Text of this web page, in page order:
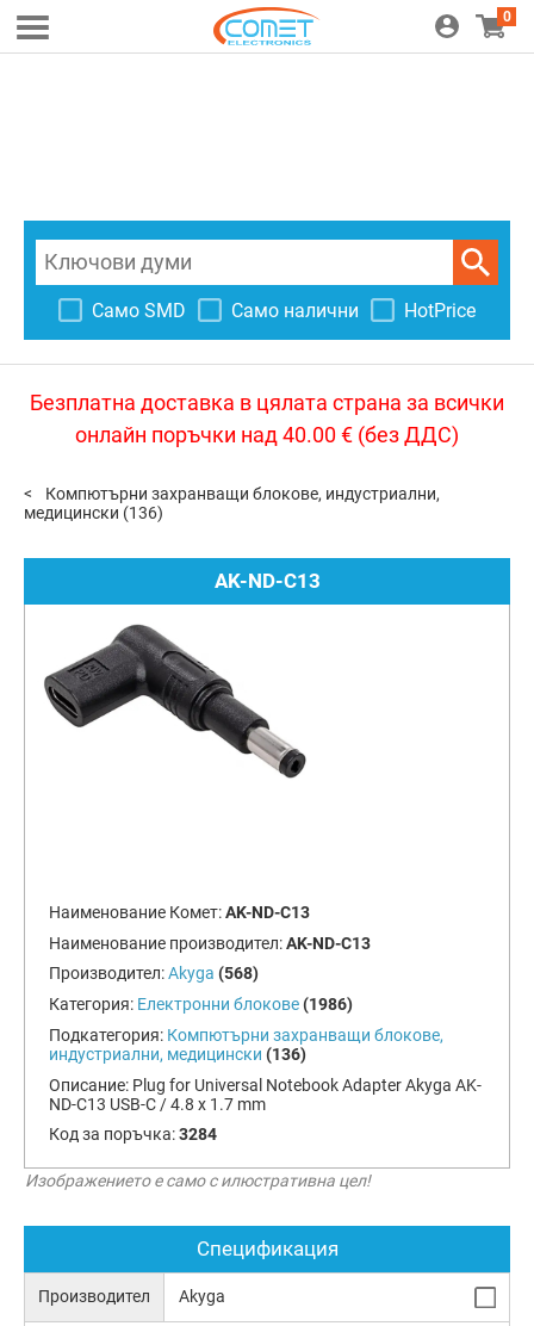
0
Само SMD Само налични HotPrice
Безплатна доставка в цялата страна за всички
онлайн поръчки над 40.00 € (без ДДС)
Компютърни захранващи блокове, индустриални,
медицински (136)
AK-ND-C13
Наименование Комет:AK-ND-C13
Наименование производител:AK-ND-C13
Производител:Akyga (568)
Категория: Електронни блокове (1986)
Подкатегория: Компютърни захранващи блокове,
индустриални, медицински (136)
Описание: Plug for Universal Notebook Adapter Akyga AK-
ND-C13 USB-C / 4.8 x 1.7 mm
Код за поръчка:3284
Изображението е само с илюстративна цел!
Спецификация
Производител Akyga